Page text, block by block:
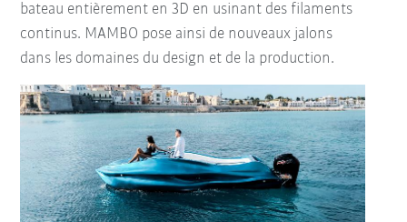
bateau entièrement en 3D en usinant des filaments
continus. MAMBO pose ainsi de nouveaux jalons
dans les domaines du design et de la production.